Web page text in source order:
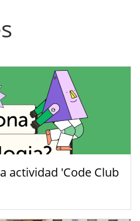
actividad 'Code Club